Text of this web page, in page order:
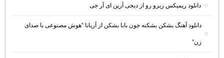
دانلود ریمیکس زیرو رو از دیجی آرین ای آر جی
دانلود آهنگ بشکن بشکنه جون بابا بشکن از آریانا “هوش مصنوعی با صدای
زن”